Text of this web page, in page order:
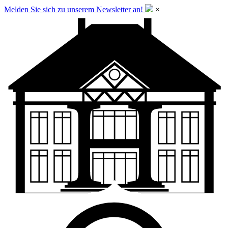
Melden Sie sich zu unserem Newsletter an! ×